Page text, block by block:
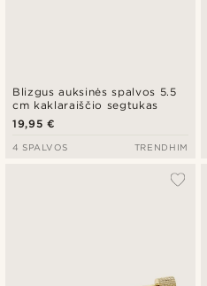
Blizgus auksinės spalvos 5.5
cm kaklaraiščio segtukas
19,95 €
4 SPALVOS TRENDHIM